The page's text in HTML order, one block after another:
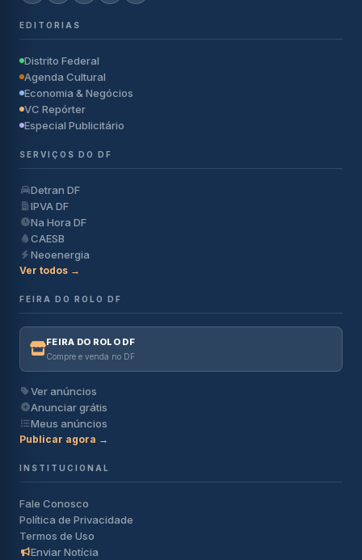
EDITORIAS
Distrito Federal
Agenda Cultural
Economia & Negócios
VC Repórter
Especial Publicitário
SERVIÇOS DO DF
Detran DF
IPVA DF
Na Hora DF
CAESB
Neoenergia
Ver todos →
FEIRA DO ROLO DF
FEIRA DO ROLO DF
Compre e venda no DF
Ver anúncios
Anunciar grátis
Meus anúncios
Publicar agora →
INSTITUCIONAL
Fale Conosco
Política de Privacidade
Termos de Uso
Enviar Notícia